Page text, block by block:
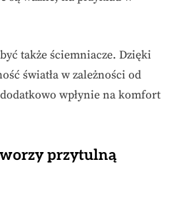
także ściemniacze. Dzięki
światła w zależności od
wpłynie na komfort
przytulną